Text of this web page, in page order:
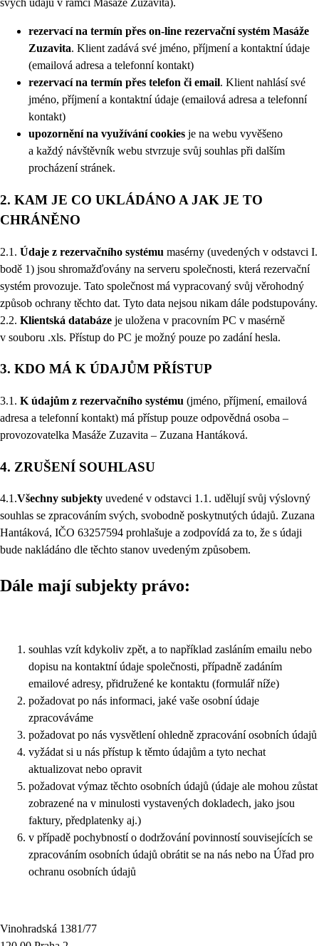
svých údajů v rámci Masáže Zuzavita).
rezervací na termín přes on-line rezervační systém Masáže
Zuzavita. Klient zadává své jméno, příjmení a kontaktní údaje
(emailová adresa a telefonní kontakt)
rezervací na termín přes telefon či email. Klient nahlásí své
jméno, příjmení a kontaktní údaje (emailová adresa a telefonní
kontakt)
upozornění na využívání cookies je na webu vyvěšeno
a každý návštěvník webu stvrzuje svůj souhlas při dalším
procházení stránek.
2. KAM JE CO UKLÁDÁNO A JAK JE TO
CHRÁNĚNO
2.1. Údaje z rezervačního systému masérny (uvedených v odstavci I.
bodě 1) jsou shromažďovány na serveru společnosti, která rezervační
systém provozuje. Tato společnost má vypracovaný svůj věrohodný
způsob ochrany těchto dat. Tyto data nejsou nikam dále podstupovány.
2.2. Klientská databáze je uložena v pracovním PC v masérně
v souboru .xls. Přístup do PC je možný pouze po zadání hesla.
3. KDO MÁ K ÚDAJŮM PŘÍSTUP
3.1. K údajům z rezervačního systému (jméno, příjmení, emailová
adresa a telefonní kontakt) má přístup pouze odpovědná osoba –
provozovatelka Masáže Zuzavita – Zuzana Hantáková.
4. ZRUŠENÍ SOUHLASU
4.1.Všechny subjekty uvedené v odstavci 1.1. udělují svůj výslovný
souhlas se zpracováním svých, svobodně poskytnutých údajů. Zuzana
Hantáková, IČO 63257594 prohlašuje a zodpovídá za to, že s údaji
bude nakládáno dle těchto stanov uvedeným způsobem.
Dále mají subjekty právo:
souhlas vzít kdykoliv zpět, a to například zasláním emailu nebo
dopisu na kontaktní údaje společnosti, případně zadáním
emailové adresy, přidružené ke kontaktu (formulář níže)
požadovat po nás informaci, jaké vaše osobní údaje
zpracováváme
požadovat po nás vysvětlení ohledně zpracování osobních údajů
vyžádat si u nás přístup k těmto údajům a tyto nechat
aktualizovat nebo opravit
požadovat výmaz těchto osobních údajů (údaje ale mohou zůstat
zobrazené na v minulosti vystavených dokladech, jako jsou
faktury, předplatenky aj.)
v případě pochybností o dodržování povinností souvisejících se
zpracováním osobních údajů obrátit se na nás nebo na Úřad pro
ochranu osobních údajů
Vinohradská 1381/77